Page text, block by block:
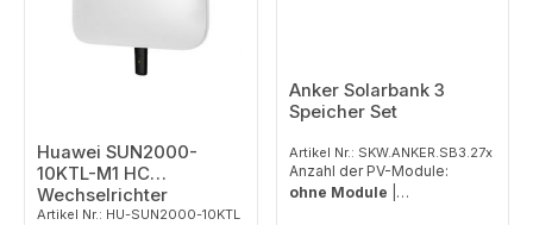
Huawei SUN2000-
10KTL-M1 HC
Wechselrichter
Artikel Nr.: HU-SUN2000-10KTL
Anker Solarbank 3
Speicher Set
Artikel Nr.: SKW.ANKER.SB3.27x
Anzahl der PV-Module:
ohne Module